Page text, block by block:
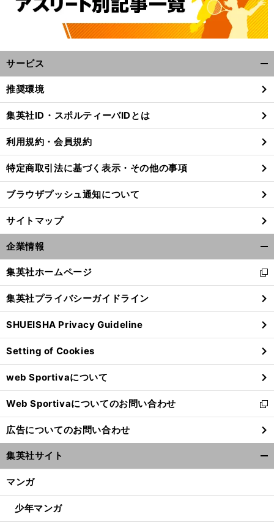
サービス
閉
る
推奨環境
集英社ID・スポルティーバIDとは
利用規約・会員規約
特定商取引法に基づく表示・その他の事項
ブラウザプッシュ通知について
サイトマップ
企業情報
閉
る
集英社ホームページ
新
し
い
ウ
ィ
ン
ド
ウ
で
開
く
集英社プライバシーガイドライン
SHUEISHA Privacy Guideline
Setting of Cookies
web Sportivaについて
Web Sportivaについてのお問い合わせ
新
し
い
ウ
ィ
ン
ウ
開
広告についてのお問い合わせ
集英社サイト
マンガ
少年マンガ